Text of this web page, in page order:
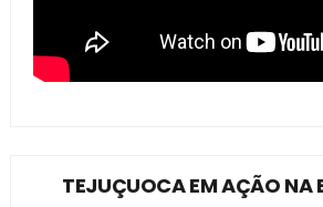
TEJUÇUOCA EM AÇÃO NA